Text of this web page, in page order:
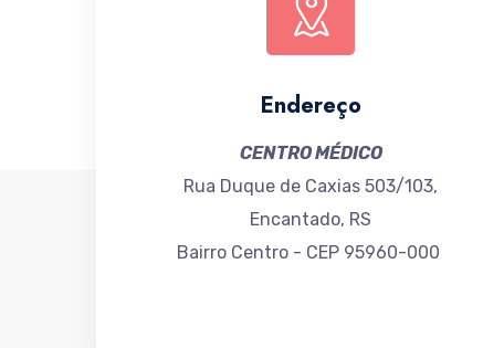
Endereço
CENTRO MÉDICO
Rua Duque de Caxias 503/103,
Encantado, RS
Bairro Centro - CEP 95960-000